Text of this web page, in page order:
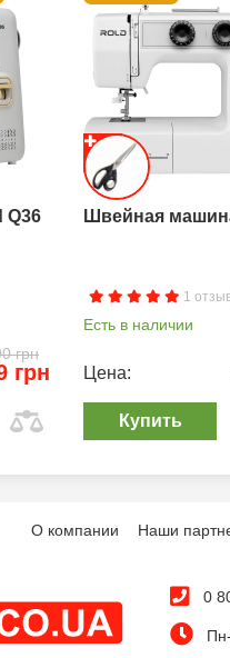
Q36
грн
грн
Швейная
1
Есть в наличии
Цена:
Купить
О компании Наши
0